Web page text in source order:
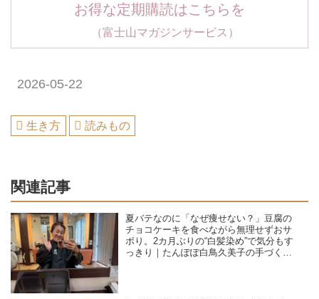
お得な定期購読はこちらを
（富士山マガジンサービス）
2026-05-22
生き方 読みもの
関連記事
夏バテなのに「なぜ痩せない？」豆腐の
チョコケーキを食べながら無理せずおサ
ボり。2カ月ぶりの“白髪染め”で気分もす
っきり｜たんぽぽ白鳥久美子の手づくり